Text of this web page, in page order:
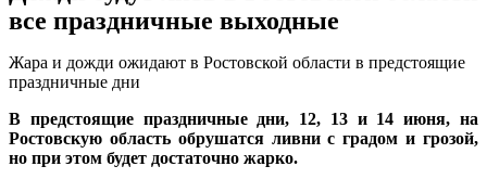
все праздничные выходные
Жара и дожди ожидают в Ростовской области в предстоящие
праздничные дни
В предстоящие праздничные дни, 12, 13 и 14 июня, на
Ростовскую область обрушатся ливни с градом и грозой,
но при этом будет достаточно жарко.